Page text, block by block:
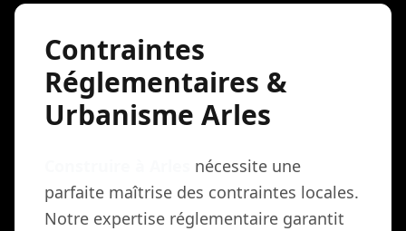
Contraintes
Réglementaires &
Urbanisme Arles
nécessite une
parfaite maîtrise des contraintes locales.
Notre expertise réglementaire garantit